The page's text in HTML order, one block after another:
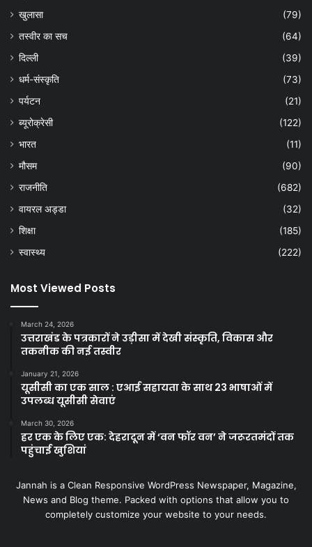
खुलासा
(79)
तस्वीर का सच
(64)
दिल्ली
(39)
धर्म-संस्कृति
(73)
पर्यटन
(21)
ब्यूरोक्रेसी
(122)
भारत
(11)
मौसम
(90)
राजनीति
(682)
वायरल अड्डा
(32)
शिक्षा
(185)
स्वास्थ्य
(222)
Most Viewed Posts
March 24, 2026
उत्तराखंड के पत्रकारों ने उड़ीसा में देखी संस्कृति, विकास और
तकनीक की नई तस्वीर
January 21, 2026
यूसीसी का एक साल : एआई सहायता के साथ 23 भाषाओं में
उपलब्ध यूसीसी सेवाएं
March 30, 2026
हर एक के लिए एक: देहरादून में ‘वन फॉर वन’ ने जरूरतमंदों तक
पहुंचाई खुशियां
Jannah is a Clean Responsive WordPress Newspaper, Magazine,
News and Blog theme. Packed with options that allow you to
completely customize your website to your needs.